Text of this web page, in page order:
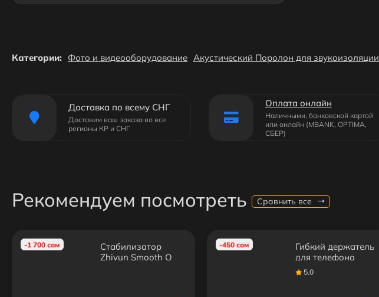
Категории: Фото и видеооборудование Акустический Поролон для звукоизоляции
Доставка по всему СНГ
Доставим ваш заказа во все
регионы КР и СНГ
Оплата онлайн
Наличными, банковской картой
или онлайн (MBANK, OPTIMA,
СБЕР)
Рекомендуем посмотреть Сравнить все
-1 700 сом
Стабилизатор
Zhiyun Smooth Q
-450 сом
Гибкий держатель
для телефона
5.0